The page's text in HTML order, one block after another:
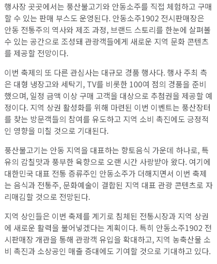
행사장 곳곳에서는 풍산불고기와 안동소주를 직접 체험하고 구매
할 수 있는 판매 부스도 운영된다. 안동소주1902 전시판매장은
안동 전통주의 역사와 제조 과정, 브랜드 스토리를 한눈에 살펴볼
수 있는 공간으로 조성돼 관광객들에게 새로운 지역 문화 콘텐츠
를 제공할 전망이다.
이번 축제의 또 다른 관심사는 대규모 경품 행사다. 행사 주최 측
은 대형 냉장고와 세탁기, TV를 비롯한 100여 점의 경품을 준비
했으며, 일정 금액 이상 구매 고객을 대상으로 추첨권을 제공할 예
정이다. 지역 상권 활성화를 위해 마련된 이번 이벤트는 풍산장터
를 찾는 방문객들의 참여를 유도하고 지역 소비 촉진에도 긍정적
인 영향을 미칠 것으로 기대된다.
풍산불고기는 안동 지역을 대표하는 향토음식 가운데 하나로, 특
유의 감칠맛과 풍부한 육향으로 오랜 시간 사랑받아 왔다. 여기에
대한민국 대표 전통 증류주인 안동소주가 더해지면서 이번 축제
는 음식과 전통주, 문화예술이 결합된 지역 대표 관광 콘텐츠로 자
리매김할 것으로 전망된다.
지역 상인들은 이번 축제를 계기로 침체된 전통시장과 지역 상권
에 새로운 활력을 불어넣겠다는 계획이다. 특히 안동소주1902 전
시판매장 개관을 통해 관광객 유입을 확대하고, 지역 농축산물 소
비 촉진과 소상공인 매출 증대에도 기여할 것으로 기대하고 있다.